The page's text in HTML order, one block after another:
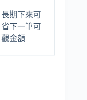
長期下來可
省下一筆可
觀金額